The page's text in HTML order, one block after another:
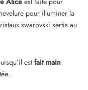
pour illuminer la
swarovski sertis au
estfait main